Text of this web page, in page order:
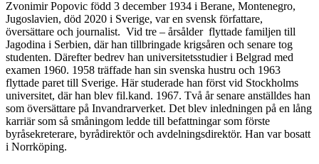
Zvonimir Popovic född 3 december 1934 i Berane, Montenegro,
Jugoslavien, död 2020 i Sverige, var en svensk författare,
översättare och journalist. Vid tre – årsålder flyttade familjen till
Jagodina i Serbien, där han tillbringade krigsåren och senare tog
studenten. Därefter bedrev han universitetsstudier i Belgrad med
examen 1960. 1958 träffade han sin svenska hustru och 1963
flyttade paret till Sverige. Här studerade han först vid Stockholms
universitet, där han blev fil.kand. 1967. Två år senare anställdes han
som översättare på Invandrarverket. Det blev inledningen på en lång
karriär som så småningom ledde till befattningar som förste
byråsekreterare, byrådirektör och avdelningsdirektör. Han var bosatt
i Norrköping.